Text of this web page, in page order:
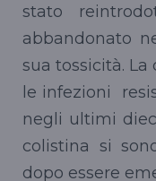
stato
abbandonato
sua tossicità.
le infezioni
negli ultimi
colistina si
dopo essere